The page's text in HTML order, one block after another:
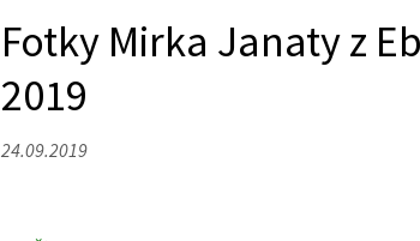
Fotky Mirka Janaty z
2019
24.09.2019